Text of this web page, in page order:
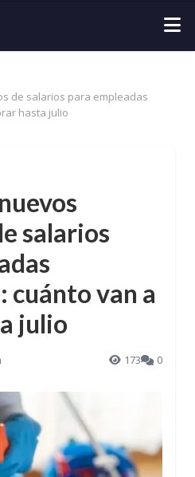
de salarios para empleadas
hasta julio
salarios
cuánto van a
julio
173 0